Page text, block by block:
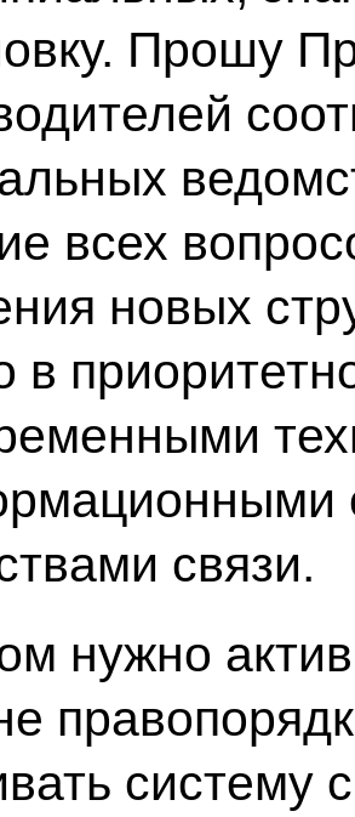
Прошу
всех
новых
в
связи.
нужно
систему